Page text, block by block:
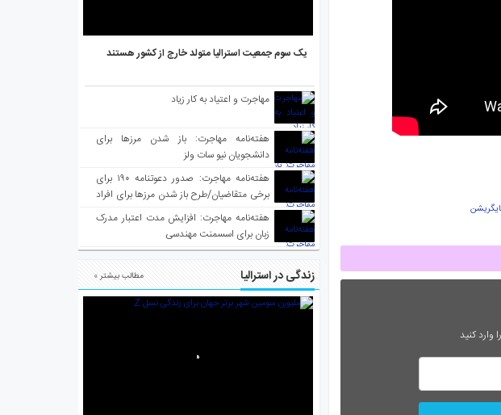
وارد کنید
یک سوم جمعیت استرالیا متولد خارج از کشور هستند
مهاجرت و اعتیاد به کار زیاد
هفته‌نامه مهاجرت: باز شدن مرزها برای
دانشجویان نیو سات ولز
هفته‌نامه مهاجرت: صدور دعوتنامه ۱۹۰ برای
برخی متقاضیان/طرح باز شدن مرزها برای افراد
واکسینه شده
هفته‌نامه مهاجرت: افزایش مدت اعتبار مدرک
زبان برای اسسمنت مهندسی
زندگی در استرالیا مطالب بیشتر »